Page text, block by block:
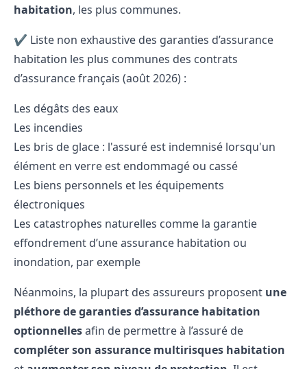
habitation, les plus communes.
✔️ Liste non exhaustive des garanties d’assurance
habitation les plus communes des contrats
d’assurance français (août 2026) :
Les dégâts des eaux
Les incendies
Les bris de glace : l'assuré est indemnisé lorsqu'un
élément en verre est endommagé ou cassé
Les biens personnels et les équipements
électroniques
Les catastrophes naturelles comme la garantie
effondrement d’une assurance habitation ou
inondation, par exemple
Néanmoins, la plupart des assureurs proposent une
pléthore de garanties d’assurance habitation
optionnellesafin de permettre à l’assuré de
compléter son assurance multirisques habitation